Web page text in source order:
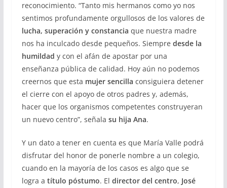
reconocimiento. “Tanto mis hermanos como yo nos
sentimos profundamente orgullosos de los valores de
lucha, superación y constancia que nuestra madre
nos ha inculcado desde pequeños. Siempre desde la
humildad y con el afán de apostar por una
enseñanza pública de calidad. Hoy aún no podemos
creernos que esta mujer sencilla consiguiera detener
el cierre con el apoyo de otros padres y, además,
hacer que los organismos competentes construyeran
un nuevo centro”, señala su hija Ana.
Y un dato a tener en cuenta es que María Valle podrá
disfrutar del honor de ponerle nombre a un colegio,
cuando en la mayoría de los casos es algo que se
logra a título póstumo. El director del centro, José